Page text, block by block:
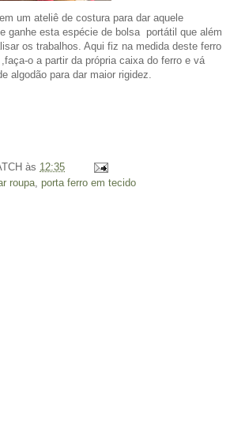
um ateliê de costura para dar aquele
ganhe esta espécie de bolsa portátil que além
os trabalhos. Aqui fiz na medida deste ferro
o a partir da própria caixa do ferro e vá
algodão para dar maior rigidez.
às 12:35
roupa porta ferro em tecido